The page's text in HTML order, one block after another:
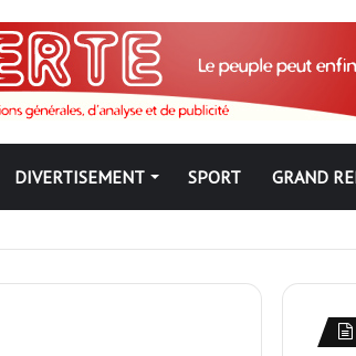
DIVERTISEMENT SPORT GRAND
Togolais disent non et sont vent debout